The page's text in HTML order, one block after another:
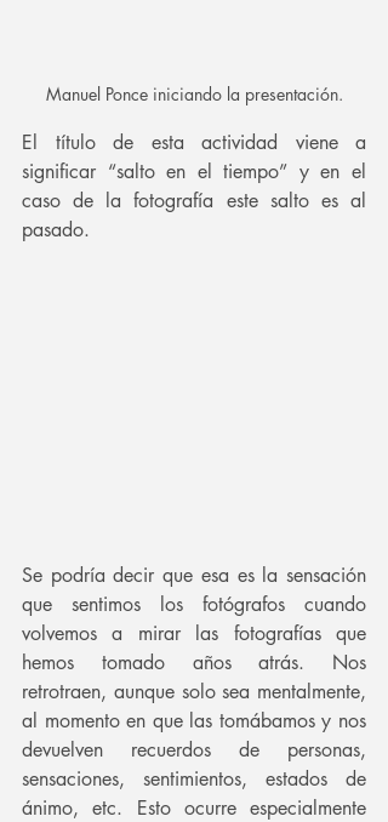
Manuel Ponce iniciando la presentación.
El título de esta actividad viene a
significar “salto en el tiempo” y en el
caso de la fotografía este salto es al
pasado.
Se podría decir que esa es la sensación
que sentimos los fotógrafos cuando
volvemos a mirar las fotografías que
hemos tomado años atrás. Nos
retrotraen, aunque solo sea mentalmente,
al momento en que las tomábamos y nos
devuelven recuerdos de personas,
sensaciones, sentimientos, estados de
ánimo, etc. Esto ocurre especialmente